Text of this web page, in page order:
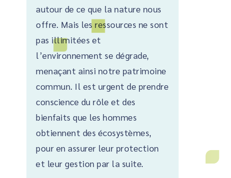
autour de ce que la nature nous
offre. Mais les ressources ne sont
pas illimitées et
l’environnement se dégrade,
menaçant ainsi notre patrimoine
commun. Il est urgent de prendre
conscience du rôle et des
bienfaits que les hommes
obtiennent des écosystèmes,
pour en assurer leur protection
et leur gestion par la suite.